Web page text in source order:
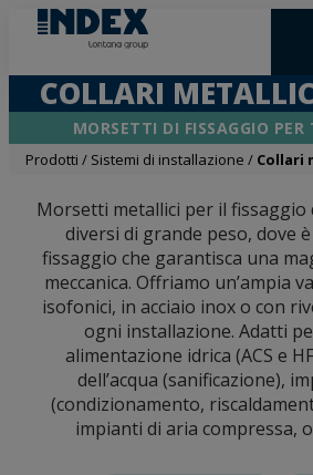
COLLARI
MORSETTI DI FISSAGGIO
Prodotti / Sistemi di installazione / Collari
Morsetti metallici per il fissaggio
diversi di grande peso, dove
fissaggio che garantisca una
meccanica. Offriamo un’ampia
isofonici, in acciaio inox o con
ogni installazione. Adatti
alimentazione idrica (ACS e
dell’acqua (sanificazione),
(condizionamento,
impianti di aria compressa,